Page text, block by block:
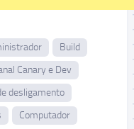
Build
Canary e Dev
desligamento
Computador